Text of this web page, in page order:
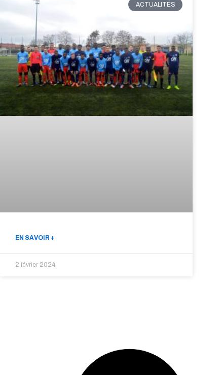
ACTUALITÉS
EN SAVOIR +
2 février 2024